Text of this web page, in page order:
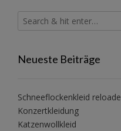
Neueste Beiträge
Schneeflockenkleid
Konzertkleidung
Katzenwollkleid